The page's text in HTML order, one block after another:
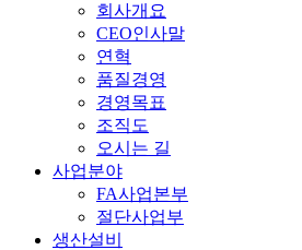
회사개요
CEO인사말
연혁
품질경영
경영목표
조직도
오시는 길
사업분야
FA사업본부
절단사업부
생산설비